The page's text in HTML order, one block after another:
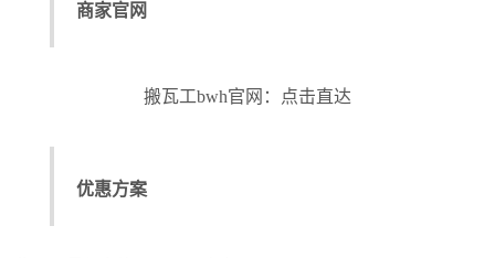
商家官网
搬瓦工bwh官网：点击直达
优惠方案